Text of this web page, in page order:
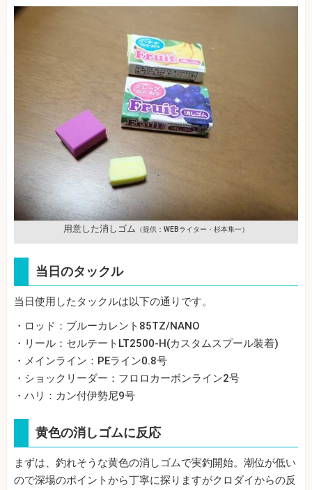
用意した消しゴム （提供：WEBライター・杉本隼一）
当日のタックル
当日使用したタックルは以下の通りです。
・ロッド：ブルーカレント85TZ/NANO
・リール：セルテートLT2500-H(カスタムスプール装着)
・メインライン：PEライン0.8号
・ショックリーダー：フロロカーボンライン2号
・ハリ：カン付伊勢尼9号
黄色の消しゴムに反応
まずは、釣れそうな黄色の消しゴムで実釣開始。潮位が低い
ので深場のポイントから丁寧に探りますがクロダイからの反